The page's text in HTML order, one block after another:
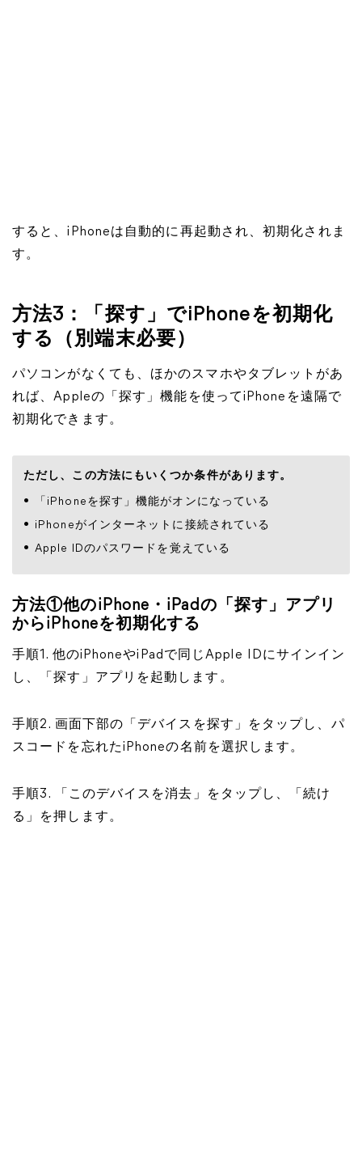
すると、iPhoneは自動的に再起動され、初期化されま
す。
方法3：「探す」でiPhoneを初期化
する（別端末必要）
パソコンがなくても、ほかのスマホやタブレットがあ
れば、Appleの「探す」機能を使ってiPhoneを遠隔で
初期化できます。
ただし、この方法にもいくつか条件があります。
「iPhoneを探す」機能がオンになっている
iPhoneがインターネットに接続されている
Apple IDのパスワードを覚えている
方法①他のiPhone・iPadの「探す」アプリ
からiPhoneを初期化する
手順1. 他のiPhoneやiPadで同じApple IDにサインイン
し、「探す」アプリを起動します。
手順2. 画面下部の「デバイスを探す」をタップし、パ
スコードを忘れたiPhoneの名前を選択します。
手順3. 「このデバイスを消去」をタップし、「続け
る」を押します。